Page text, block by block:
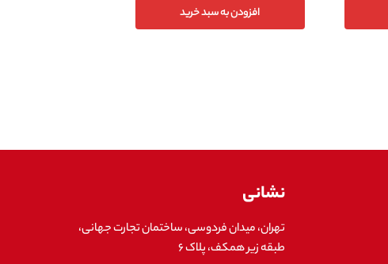
افزودن به سبد خرید
نشانی
تهران، میدان فردوسی، ساختمان تجارت جهانی،
طبقه زیر همکف، پلاک ۶